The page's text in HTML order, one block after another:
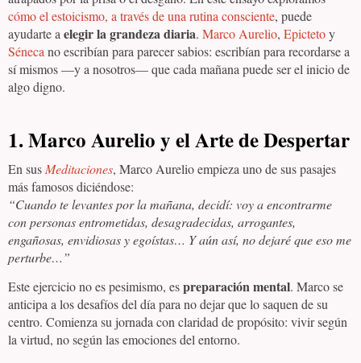
cómo el estoicismo, a través de una rutina consciente, puede
ayudarte a elegir la grandeza diaria. Marco Aurelio, Epictetoy
Séneca no escribían para parecer sabios: escribían para recordarse a
sí mismos —y a nosotros— que cada mañana puede ser el inicio de
algo digno.
1. Marco Aurelio y el Arte de Despertar
En sus Meditaciones, Marco Aurelio empieza uno de sus pasajes
más famosos diciéndose:
“Cuando te levantes por la mañana, decidí: voy a encontrarme
con personas entrometidas, desagradecidas, arrogantes,
engañosas, envidiosas y egoístas… Y aún así, no dejaré que eso me
perturbe…”
Este ejercicio no es pesimismo, espreparación mental. Marco se
anticipa a los desafíos del día para no dejar que lo saquen de su
centro. Comienza su jornada con claridad de propósito: vivir según
la virtud, no según las emociones del entorno.